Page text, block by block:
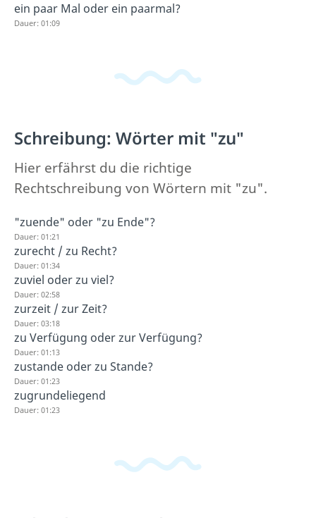
ein paar Mal oder ein paarmal?
Dauer: 01:09
Schreibung: Wörter mit "zu"
Hier erfährst du die richtige
Rechtschreibung von Wörtern mit "zu".
"zuende" oder "zu Ende"?
Dauer: 01:21
zurecht / zu Recht?
Dauer: 01:34
zuviel oder zu viel?
Dauer: 02:58
zurzeit / zur Zeit?
Dauer: 03:18
zu Verfügung oder zur Verfügung?
Dauer: 01:13
zustande oder zu Stande?
Dauer: 01:23
zugrundeliegend
Dauer: 01:23